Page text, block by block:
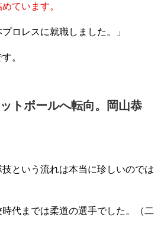
ています。
ロレスに就職しました。」
。
トボールへ転向。岡山恭
という流れは本当に珍しいのでは
代までは柔道の選手でした。（二